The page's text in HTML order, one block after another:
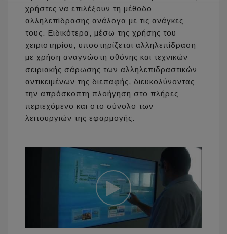
χρήστες να επιλέξουν τη μέθοδο
αλληλεπίδρασης ανάλογα με τις ανάγκες
τους. Ειδικότερα, μέσω της χρήσης του
χειριστηρίου, υποστηρίζεται αλληλεπίδραση
με χρήση αναγνώστη οθόνης και τεχνικών
σειριακής σάρωσης των αλληλεπιδραστικών
αντικειμένων της διεπαφής, διευκολύνοντας
την απρόσκοπτη πλοήγηση στο πλήρες
περιεχόμενο και στο σύνολο των
λειτουργιών της εφαρμογής.